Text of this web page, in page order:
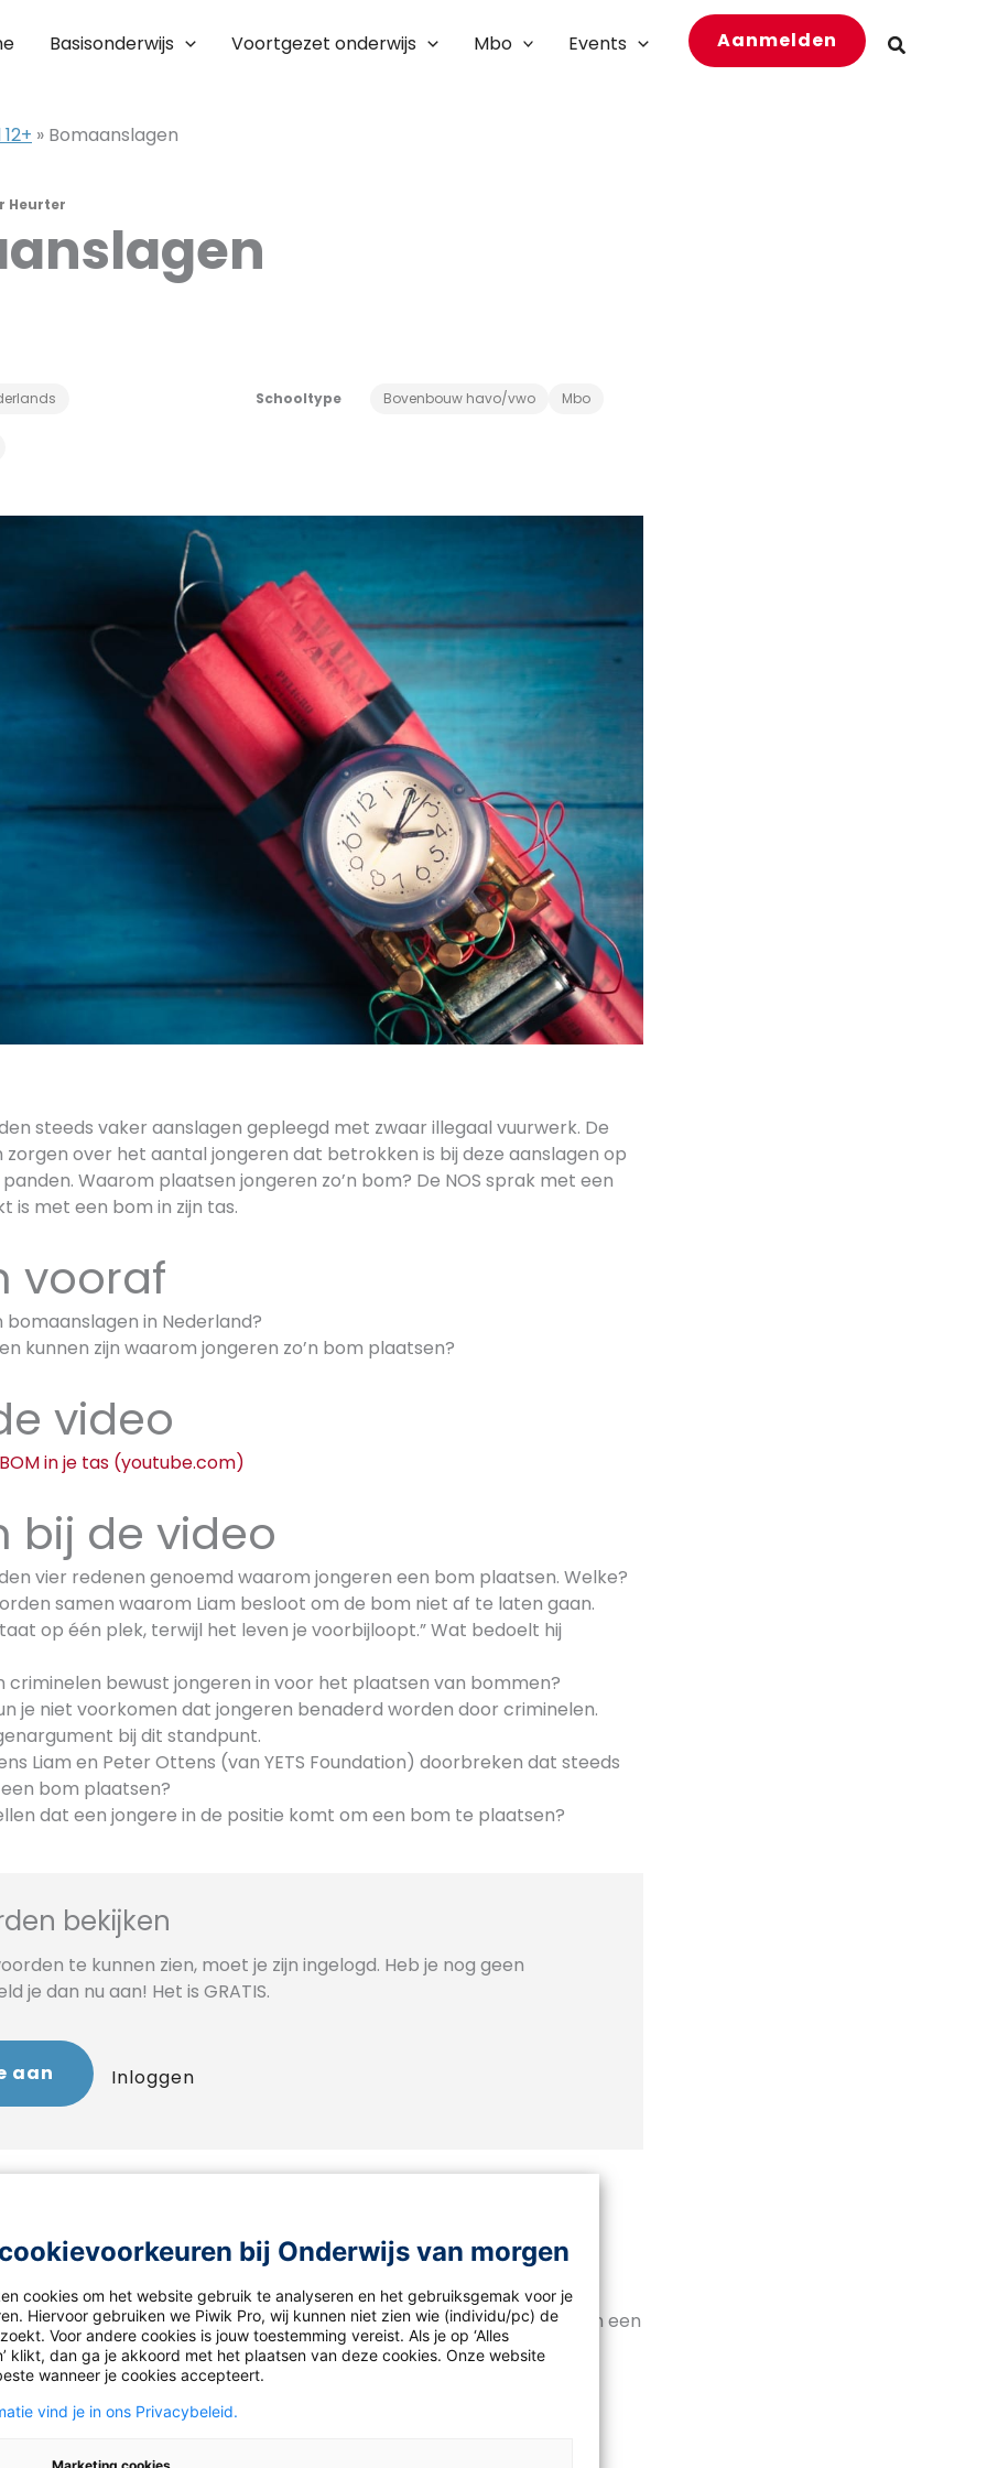
Basisonderwijs Voortgezet onderwijs Mbo Events Aanmelden Zoeken
» Bomaanslagen
Heurter
Schooltype Bovenbouw havo/vwo Mbo
steeds vaker aanslagen gepleegd met zwaar illegaal vuurwerk. De
over het aantal jongeren dat betrokken is bij deze aanslagen op
Waarom plaatsen jongeren zo’n bom? De NOS sprak met een
is met een bom in zijn tas.
vooraf
bomaanslagen in Nederland?
kunnen zijn waarom jongeren zo’n bom plaatsen?
video
in je tas (youtube.com)
bij de video
vier redenen genoemd waarom jongeren een bom plaatsen. Welke?
samen waarom Liam besloot om de bom niet af te laten gaan.
op één plek, terwijl het leven je voorbijloopt.” Wat bedoelt hij
criminelen bewust jongeren in voor het plaatsen van bommen?
je niet voorkomen dat jongeren benaderd worden door criminelen.
bij dit standpunt.
Liam en Peter Ottens (van YETS Foundation) doorbreken dat steeds
bom plaatsen?
dat een jongere in de positie komt om een bom te plaatsen?
bekijken
te kunnen zien, moet je zijn ingelogd. Heb je nog geen
je dan nu aan! Het is GRATIS.
aan Inloggen
vanuit het perspectief van een jongere die benaderd wordt om een
de uitdrukking ‘snitches get stitches’ en het advies van Liam
verhaal. Gebruik minimaal 500 woorden.
bij Onderwijs van morgen
cookies om het website gebruik te analyseren en het gebruiksgemak voor je
Hiervoor gebruiken we Piwik Pro, wij kunnen niet zien wie (individu/pc) de
Voor andere cookies is jouw toestemming vereist. Als je op ‘Alles
klikt, dan ga je akkoord met het plaatsen van deze cookies. Onze website
wanneer je cookies accepteert.
vind je in ons Privacybeleid.
Marketing cookies